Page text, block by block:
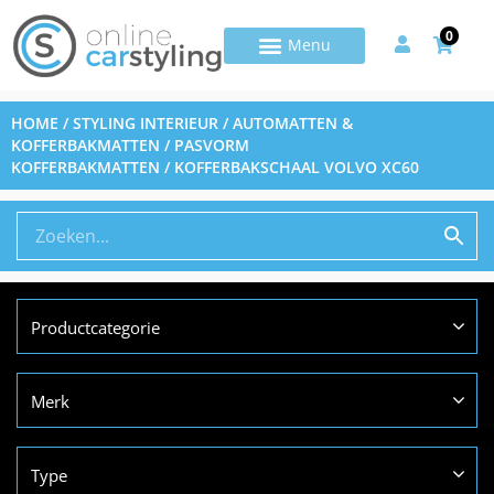
0
HOME /STYLING INTERIEUR /AUTOMATTEN &
KOFFERBAKMATTEN / PASVORM
KOFFERBAKMATTEN / KOFFERBAKSCHAAL VOLVO XC60
Productcategorie
Merk
Type